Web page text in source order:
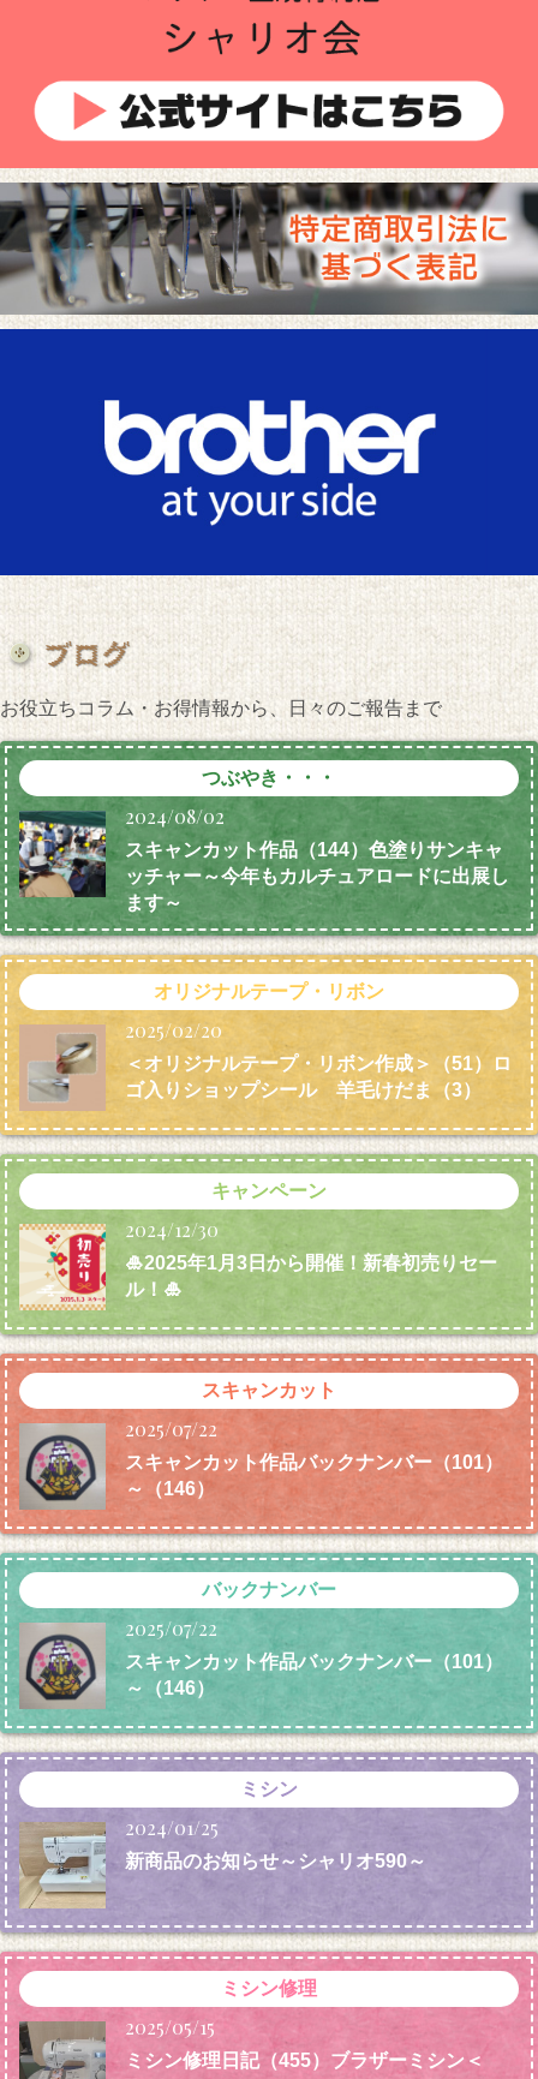
お役立ちコラム・お得情報から、日々のご報告まで
つぶやき・・・
2024/08/02
スキャンカット作品（144）色塗りサンキャ
ッチャー～今年もカルチュアロードに出展し
ます～
オリジナルテープ・リボン
2025/02/20
＜オリジナルテープ・リボン作成＞（51）ロ
ゴ入りショップシール 羊毛けだま （3）
キャンペーン
2024/12/30
🎍2025年1月3日から開催！新春初売りセー
ル！🎍
スキャンカット
2025/07/22
スキャンカット作品バックナンバー（101）
～（146）
バックナンバー
2025/07/22
スキャンカット作品バックナンバー（101）
～（146）
ミシン
2024/01/25
新商品のお知らせ～シャリオ590～
ミシン修理
2025/05/15
ミシン修理日記（455）ブラザーミシン＜